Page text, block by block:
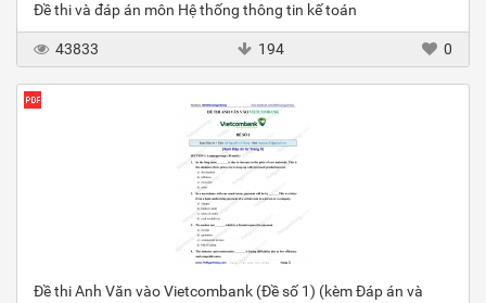
Đề thi và đáp án môn Hệ thống thông tin kế toán
43833 194 0
Đề thi Anh Văn vào Vietcombank (Đề số 1) (kèm Đáp án và